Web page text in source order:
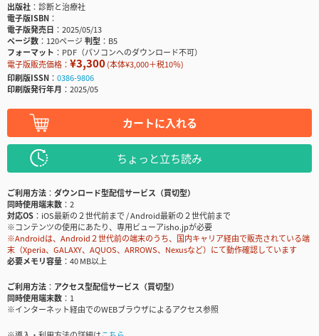
出版社
診断と治療社
電子版ISBN
電子版発売日
2025/05/13
ページ数
120ページ判型
B5
フォーマット
PDF（パソコンへのダウンロード不可）
電子版販売価格： ¥3,300(本体¥3,000＋税10％)
印刷版ISSN
0386-9806
印刷版発行年月
2025/05
カートに入れる
ちょっと立ち読み
ご利用方法
ダウンロード型配信サービス（買切型）
同時使用端末数
2
対応OS
iOS最新の２世代前まで / Android最新の２世代前まで
※コンテンツの使用にあたり、専用ビューアisho.jpが必要
※Androidは、Android２世代前の端末のうち、国内キャリア経由で販売されている端
末（Xperia、GALAXY、AQUOS、ARROWS、Nexusなど）にて動作確認しています
必要メモリ容量
40 MB以上
ご利用方法
アクセス型配信サービス（買切型）
同時使用端末数
1
※インターネット経由でのWEBブラウザによるアクセス参照